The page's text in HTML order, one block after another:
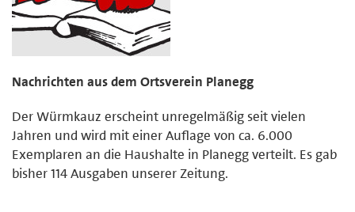
Nachrichten aus dem Ortsverein Planegg
Der Würmkauz erscheint unregelmäßig seit vielen
Jahren und wird mit einer Auflage von ca. 6.000
Exemplaren an die Haushalte in Planegg verteilt. Es gab
bisher 114 Ausgaben unserer Zeitung.